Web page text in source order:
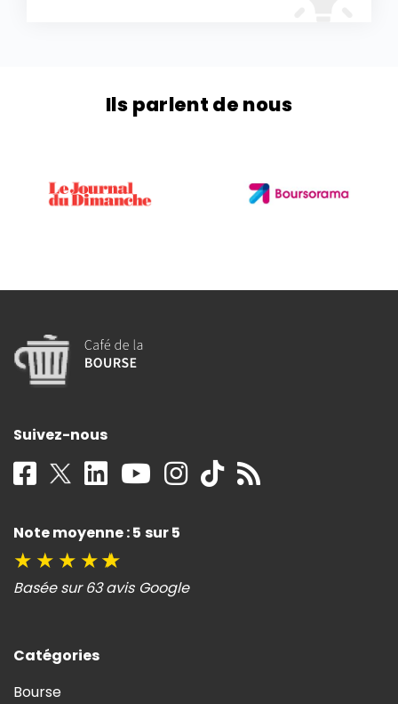
Ils parlent de nous
Suivez-nous
Note moyenne : 5 sur 5
★ ★ ★ ★★
Basée sur 63 avis Google
Catégories
Bourse